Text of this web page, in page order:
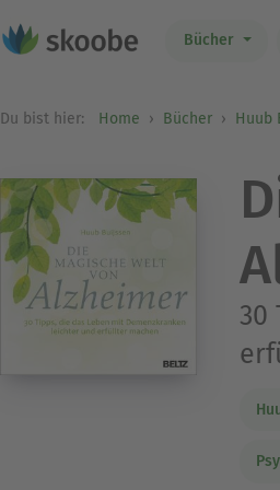
Bücher
Du bist hier: Home Bücher Huub
30